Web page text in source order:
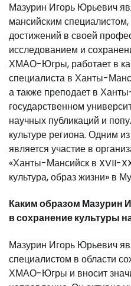
Мазурин Игорь Юрьевич
мансийским
достижений в своей
исследованием и
ХМАО-Югры, работает в
специалиста в Ханты-
а также преподает в
государственном
научных публикаций и
культуре региона. Одним
является участие в
«Ханты-Мансийск в XVII-
культура, образ жизни»
Каким образом Мазурин
в сохранение
Мазурин Игорь Юрьевич
специалистом в области
ХМАО-Югры и вносит